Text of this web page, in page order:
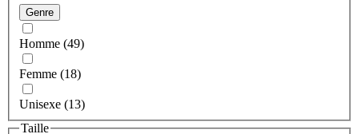
Genre
Homme (49)
Femme (18)
Unisexe (13)
Taille